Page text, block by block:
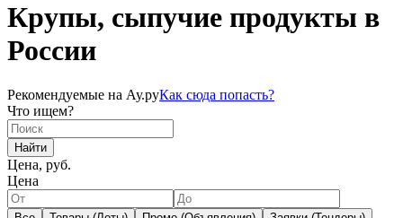
Крупы, сыпучие продукты в
России
Рекомендуемые на Ау.руКак сюда попасть?
Что ищем?
Найти
Цена, руб.
Цена